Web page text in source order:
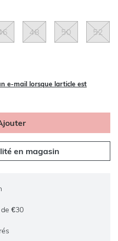
48 50 52
e-mail lorsque larticle est
en magasin
€30